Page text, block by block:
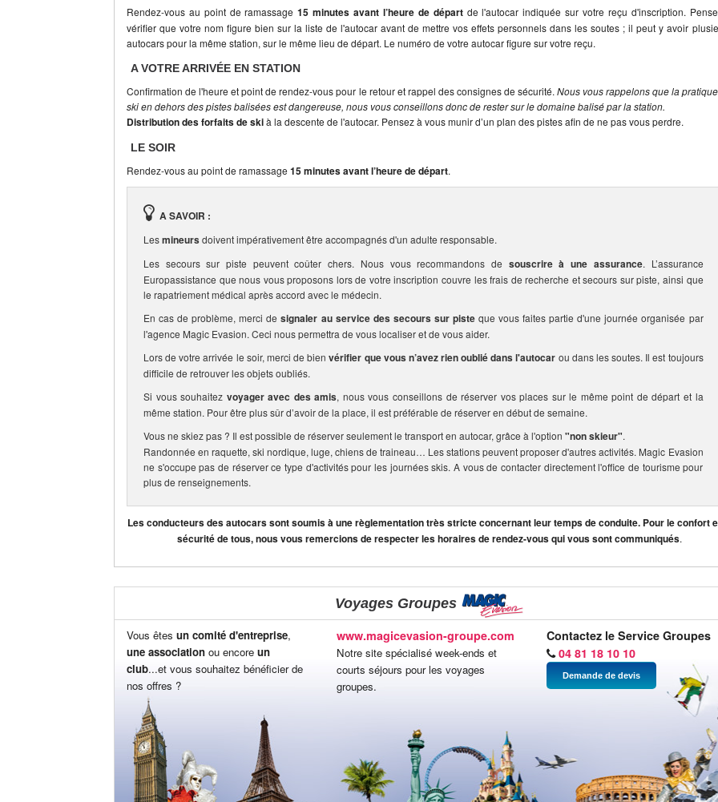
Rendez-vous au point de ramassage15 minutes avant l’heure de départde l'autocar indiquée sur votre reçu d'inscription.
vérifier que votre nom figure bien sur la liste de l'autocar avant de mettre vos effets personnels dans les soutes ; il peut y avoir
autocars pour la même station, sur le même lieu de départ. Le numéro de votre autocar figure sur votre reçu.
A VOTRE ARRIVÉE EN STATION
Confirmation de l'heure et point de rendez-vous pour le retour et rappel des consignes de sécurité.Nous vous rappelons que la
ski en dehors des pistes balisées est dangereuse, nous vous conseillons donc de rester sur le domaine balisé par la station.
Distribution des forfaits de skià la descente de l'autocar. Pensez à vous munir d’un plan des pistes afin de ne pas vous perdre.
LE SOIR
Rendez-vous au point de ramassage 15 minutes avant l’heure de départ.
A SAVOIR :
Lesmineursdoivent impérativement être accompagnés d'un adulte responsable.
Les secours sur piste peuvent coûter chers. Nous vous recommandons de souscrire à une assurance. L’assurance
Europassistance que nous vous proposons lors de votre inscription couvre les frais de recherche et secours sur piste, ainsi que
le rapatriement médical après accord avec le médecin.
En cas de problème, merci designaler au service des secours sur pisteque vous faites partie d'une journée organisée par
l'agence Magic Evasion. Ceci nous permettra de vous localiser et de vous aider.
Lors de votre arrivée le soir, merci de bienvérifier que vous n’avez rien oublié dans l'autocar ou dans les soutes. Il est toujours
difficile de retrouver les objets oubliés.
Si vous souhaitez voyager avec des amis, nous vous conseillons de réserver vos places sur le même point de départ et la
même station. Pour être plus sûr d’avoir de la place, il est préférable de réserver en début de semaine.
Vous ne skiez pas ? Il est possible de réserver seulement le transport en autocar, grâce à l'option "non skieur".
Randonnée en raquette, ski nordique, luge, chiens de traineau… Les stations peuvent proposer d'autres activités. Magic Evasion
ne s'occupe pas de réserver ce type d'activités pour les journées skis. A vous de contacter directement l'office de tourisme pour
plus de renseignements.
Les conducteurs des autocars sont soumis à une règlementation très stricte concernant leur temps de conduite. Pour le confort
sécurité de tous, nous vous remercions de respecter les horaires de rendez-vous qui vous sont communiqués.
Voyages Groupes
Vous êtes un comité d'entreprise,
une association ou encore un
club...et vous souhaitez bénéficier de
nos offres ?
www.magicevasion-groupe.com
Notre site spécialisé week-ends et
courts séjours pour les voyages
groupes.
Contactez le Service Groupes
04 81 18 10 10
Demande de devis